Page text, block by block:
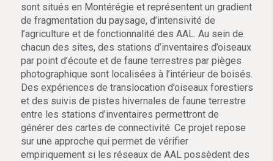
sont situés en Montérégie et représentent un gradient
de fragmentation du paysage, d’intensivité de
l’agriculture et de fonctionnalité des AAL. Au sein de
chacun des sites, des stations d’inventaires d’oiseaux
par point d’écoute et de faune terrestres par pièges
photographique sont localisées à l’intérieur de boisés.
Des expériences de translocation d’oiseaux forestiers
et des suivis de pistes hivernales de faune terrestre
entre les stations d’inventaires permettront de
générer des cartes de connectivité. Ce projet repose
sur une approche qui permet de vérifier
empiriquement si les réseaux de AAL possèdent des